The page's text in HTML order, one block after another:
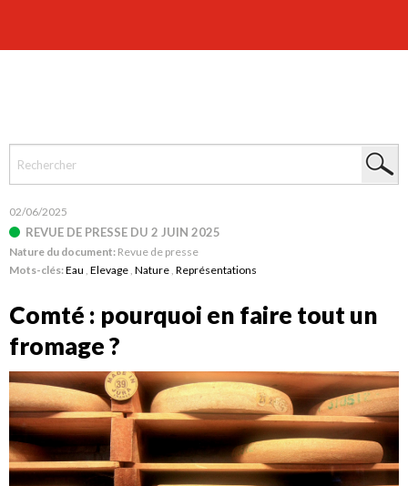
02/06/2025
REVUE DE PRESSE DU 2 JUIN 2025
Nature du document: Revue de presse
Mots-clés:Eau , Elevage , Nature , Représentations
Comté : pourquoi en faire tout un
fromage ?